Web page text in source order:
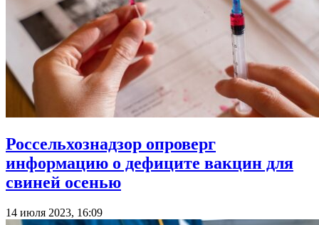
Россельхознадзор опроверг
информацию о дефиците вакцин для
свиней осенью
14 июля 2023, 16:09